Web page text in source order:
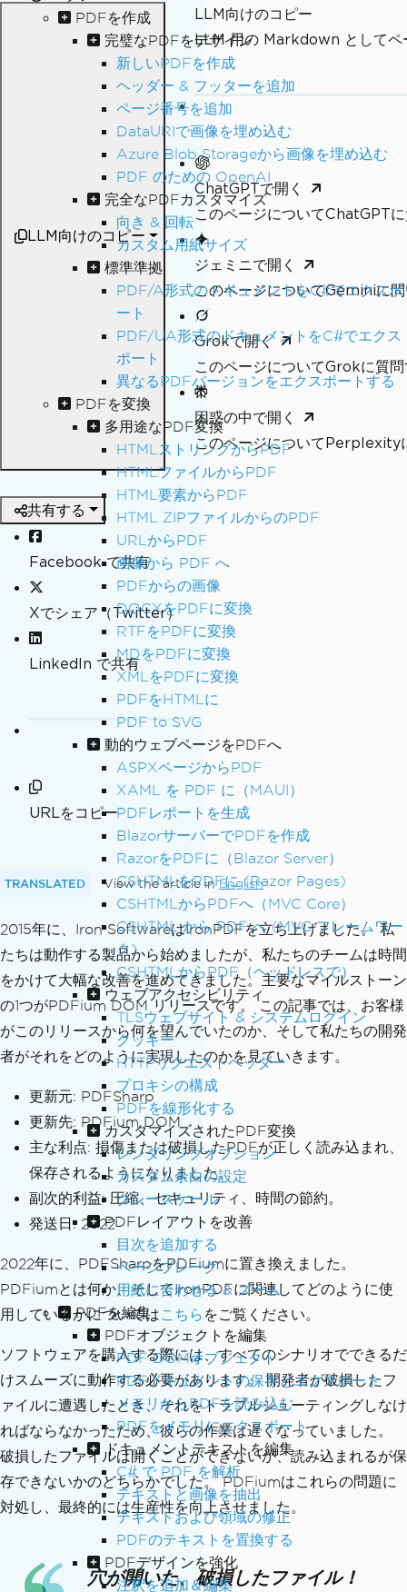
PDFを作成
完璧なPDFをデザイン
新しいPDFを作成
ヘッダー & フッターを追加
ページ番号を追加
DataURIで画像を埋め込む
Azure Blob Storageから画像を埋め込む
PDF のための OpenAI
完全なPDFカスタマイズ
向き & 回転
カスタム用紙サイズ
標準準拠
PDF/A形式のドキュメントをC#でエクスポ
ート
PDF/UA形式のドキュメントをC#でエクス
ポート
異なるPDFバージョンをエクスポートする
PDFを変換
多用途なPDF変換
HTMLストリングからPDF
HTMLファイルからPDF
HTML要素からPDF
HTML ZIPファイルからのPDF
URLからPDF
画像から PDF へ
PDFからの画像
DOCXをPDFに変換
RTFをPDFに変換
MDをPDFに変換
XMLをPDFに変換
PDFをHTMLに
PDF to SVG
動的ウェブページをPDFへ
ASPXページからPDF
XAML を PDF に（MAUI）
PDFレポートを生成
BlazorサーバーでPDFを作成
RazorをPDFに（Blazor Server）
CSHTMLをPDFに (Razor Pages)
CSHTMLからPDFへ（MVC Core）
CSHTML から PDF へ (MVC フレームワー
ク)
CSHTMLからPDF（ヘッドレスで）
ウェブアクセシビリティ
TLSウェブサイト & システムログイン
クッキー
HTTPリクエストヘッダー
プロキシの構成
PDFを線形化する
カスタマイズされたPDF変換
レンダリングオプション
カスタム余白の設定
グレースケール
PDFレイアウトを改善
目次を追加する
ページブレーク
用紙に合わせる & ズーム
PDFを編集
PDFオブジェクトを編集
PDF DOMオブジェクト
PDFドキュメントの保存とエクスポート
メモリからPDFを読み込む
PDFをメモリにエクスポート
ドキュメントテキストを編集
C# で PDF を解析
テキストと画像を抽出
テキストおよび領域の修正
PDFのテキストを置換する
PDFデザインを強化
注釈を追加＆編集
LLM向けのコピー
LLM向けのコピー
LLM 用の Markdown としてペ
ChatGPTで開く
このページについてChatGPT
ジェミニで開く
このページについてGeminiに
Grokで開く
このページについてGrokに質
困惑の中で開く
このページについてPerplexity
共有する
Facebook で共有
Xでシェア（Twitter）
LinkedIn で共有
URLをコピー
TRANSLATED View the article inEnglish
2015年に、Iron SoftwareはIronPDFを立ち上げました。 私
たちは動作する製品から始めましたが、私たちのチームは時間
をかけて大幅な改善を進めてきました。主要なマイルストーン
の1つがPDFium DOM リリースです。 この記事では、お客様
がこのリリースから何を望んでいたのか、そして私たちの開発
者がそれをどのように実現したのかを見ていきます。
更新元: PDFSharp
更新先: PDFium DOM
主な利点: 損傷または破損したPDFが正しく読み込まれ、
保存されるようになりました。
副次的利益: 圧縮、セキュリティ、時間の節約。
発送日: 2022
2022年に、PDFSharpをPDFiumに置き換えました。
PDFiumとは何か、そしてIronPDFに関連してどのように使
用しているかについてはこちら をご覧ください。
ソフトウェアを購入する際には、すべてのシナリオでできるだ
けスムーズに動作する必要があります。 開発者が破損したフ
ァイルに遭遇したとき、それをトラブルシューティングしなけ
ればならなかったため、彼らの作業は遅くなっていました。
破損したファイルは開くことができないか、読み込まれるが保
存できないかのどちらかでした。 PDFiumはこれらの問題に
対処し、最終的には生産性を向上させました。
穴が開いた、破損したファイル！